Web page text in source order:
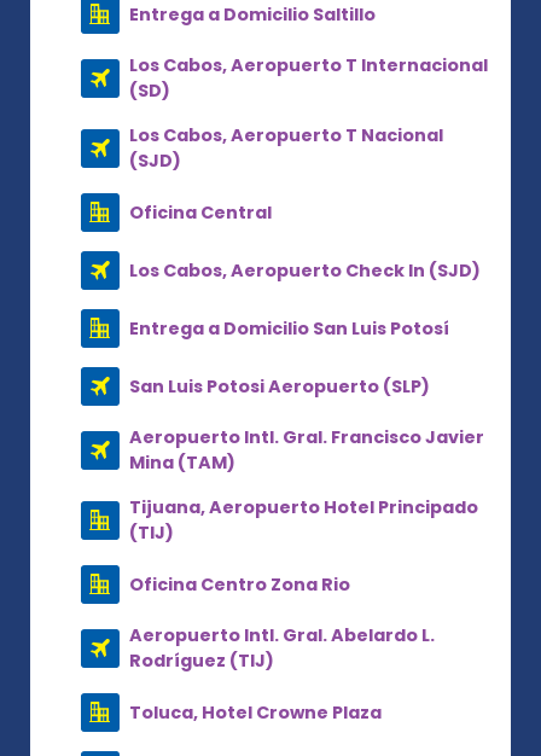
Entrega a Domicilio Saltillo
Los Cabos, Aeropuerto T Internacional
(SD)
Los Cabos, Aeropuerto T Nacional
(SJD)
Oficina Central
Los Cabos, Aeropuerto Check In (SJD)
Entrega a Domicilio San Luis Potosí
San Luis Potosi Aeropuerto (SLP)
Aeropuerto Intl. Gral. Francisco Javier
Mina (TAM)
Tijuana, Aeropuerto Hotel Principado
(TIJ)
Oficina Centro Zona Rio
Aeropuerto Intl. Gral. Abelardo L.
Rodríguez (TIJ)
Toluca, Hotel Crowne Plaza